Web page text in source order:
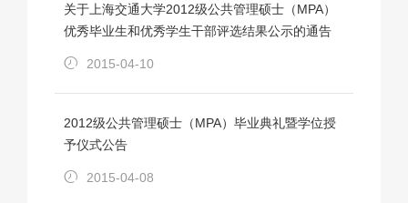
关于上海交通大学2012级公共管理硕士（MPA）
优秀毕业生和优秀学生干部评选结果公示的通告
2015-04-10
2012级公共管理硕士（MPA）毕业典礼暨学位授
予仪式公告
2015-04-08